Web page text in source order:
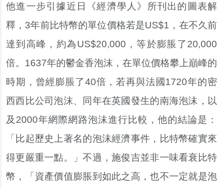
他進一步引據近日《經濟學人》所刊出的圖表解
釋，3年前比特幣的單位價格若是US$1，在不久前
達到高峰，約為US$20,000，等於膨脹了20,000
倍。1637年的鬱金香泡沫，在單位價格攀上巔峰的
時期，曾經膨脹了40倍，若再與法國1720年的密
西西比公司泡沫、同年在英國發生的南海泡沫，以
及2000年網際網路泡沫進行比較，他的結論是：
「比起歷史上著名的泡沫經濟事件，比特幣確實來
得更嚴重一點。」不過，施俊吉並非一味看衰比特
幣，「資產價值膨脹到如此之高，也不一定就是泡